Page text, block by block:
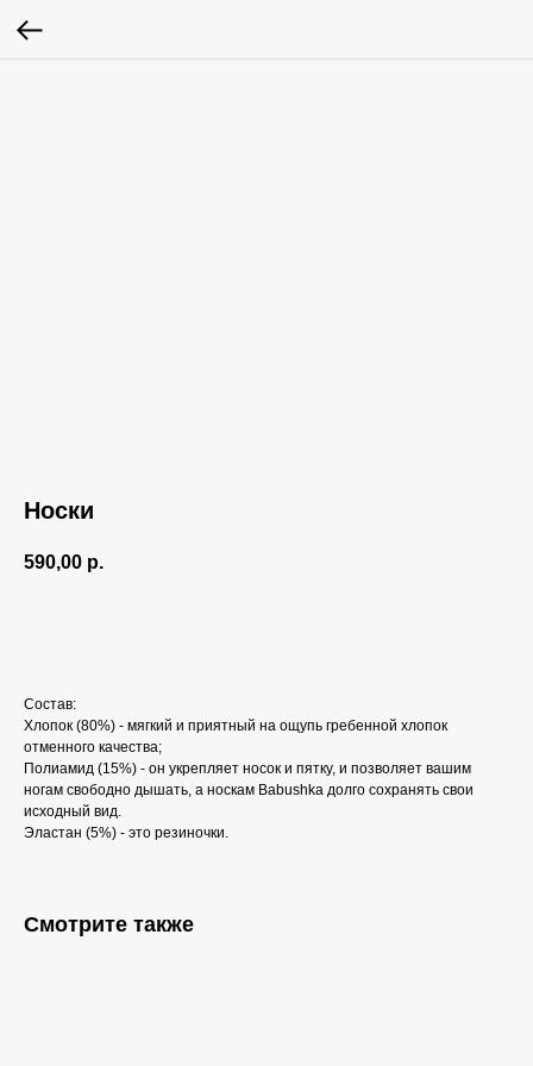
Носки
590,00 р.
Состав:
Хлопок (80%) - мягкий и приятный на ощупь гребенной хлопок
отменного качества;
Полиамид (15%) - он укрепляет носок и пятку, и позволяет вашим
ногам свободно дышать, а носкам Babushka долго сохранять свои
исходный вид.
Эластан (5%) - это резиночки.
Смотрите также